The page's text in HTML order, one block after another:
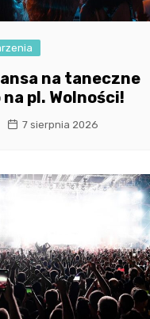
na taneczne
pl. Wolności!
7 sierpnia 2026